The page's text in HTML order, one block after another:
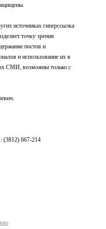
источниках гиперссылка
точку зрения
постов и
и использование их в
СМИ, возможны только с
(3812) 667-214